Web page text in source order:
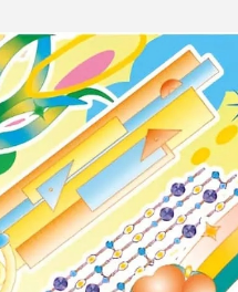
シー